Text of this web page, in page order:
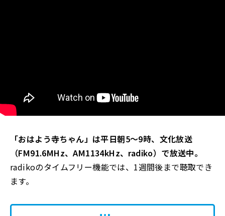
「おはよう寺ちゃん」は平日朝5～9時、文化放送
（FM91.6MHz、AM1134kHz、radiko）で放送中。
radikoのタイムフリー機能では、1週間後まで聴取でき
ます。